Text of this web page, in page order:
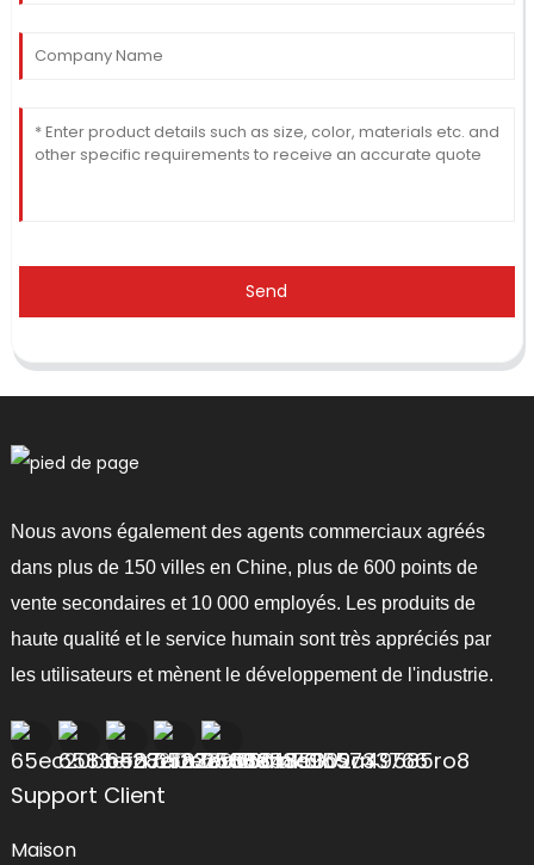
Send
Nous avons également des agents commerciaux agréés
dans plus de 150 villes en Chine, plus de 600 points de
vente secondaires et 10 000 employés. Les produits de
haute qualité et le service humain sont très appréciés par
les utilisateurs et mènent le développement de l'industrie.
Support Client
Maison